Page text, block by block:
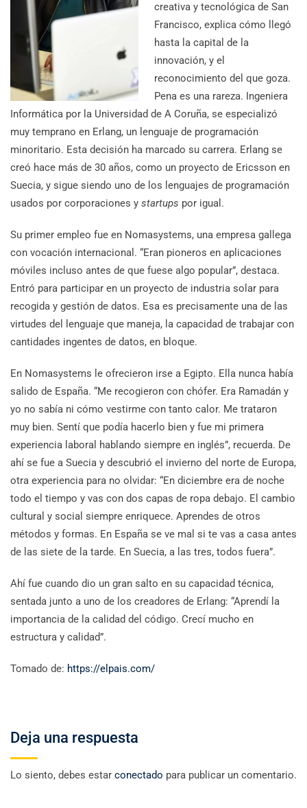
creativa y tecnológica de San
Francisco, explica cómo llegó
hasta la capital de la
innovación, y el
reconocimiento del que goza.
Pena es una rareza. Ingeniera
Informática por la Universidad de A Coruña, se especializó
muy temprano en Erlang, un lenguaje de programación
minoritario. Esta decisión ha marcado su carrera. Erlang se
creó hace más de 30 años, como un proyecto de Ericsson en
Suecia, y sigue siendo uno de los lenguajes de programación
usados por corporaciones y startups por igual.
Su primer empleo fue en Nomasystems, una empresa gallega
con vocación internacional. “Eran pioneros en aplicaciones
móviles incluso antes de que fuese algo popular”, destaca.
Entró para participar en un proyecto de industria solar para
recogida y gestión de datos. Esa es precisamente una de las
virtudes del lenguaje que maneja, la capacidad de trabajar con
cantidades ingentes de datos, en bloque.
En Nomasystems le ofrecieron irse a Egipto. Ella nunca había
salido de España. “Me recogieron con chófer. Era Ramadán y
yo no sabía ni cómo vestirme con tanto calor. Me trataron
muy bien. Sentí que podía hacerlo bien y fue mi primera
experiencia laboral hablando siempre en inglés”, recuerda. De
ahí se fue a Suecia y descubrió el invierno del norte de Europa,
otra experiencia para no olvidar: “En diciembre era de noche
todo el tiempo y vas con dos capas de ropa debajo. El cambio
cultural y social siempre enriquece. Aprendes de otros
métodos y formas. En España se ve mal si te vas a casa antes
de las siete de la tarde. En Suecia, a las tres, todos fuera”.
Ahí fue cuando dio un gran salto en su capacidad técnica,
sentada junto a uno de los creadores de Erlang: “Aprendí la
importancia de la calidad del código. Crecí mucho en
estructura y calidad”.
Tomado de: https://elpais.com/
Deja una respuesta
Lo siento, debes estar conectado para publicar un comentario.